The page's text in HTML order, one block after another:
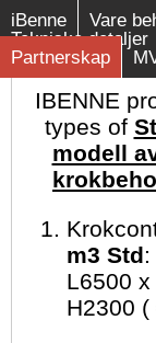
iBenne Vare
Tekniske detaljer
Partnerskap
IBENNE
types of
modell
m3 Std:
L6500
H2300 (